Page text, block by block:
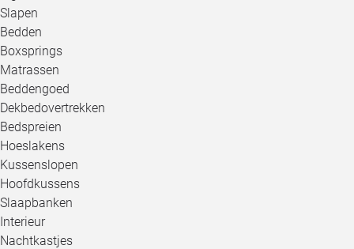
Slapen
Bedden
Boxsprings
Matrassen
Beddengoed
Dekbedovertrekken
Bedspreien
Hoeslakens
Kussenslopen
Hoofdkussens
Slaapbanken
Interieur
Nachtkastjes